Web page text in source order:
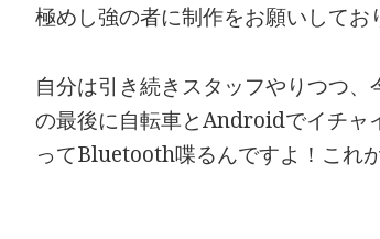
極めし強の者に制作をお願いしてお
自分は引き続きスタッフやりつつ
の最後に自転車とAndroidでイチャ
ってBluetooth喋るんですよ！これ